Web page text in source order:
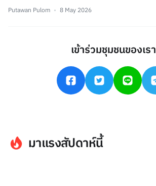
Putawan Pulom 8 May 2026
เข้าร่วมชุมชนของเรา
มาแรงสัปดาห์นี้